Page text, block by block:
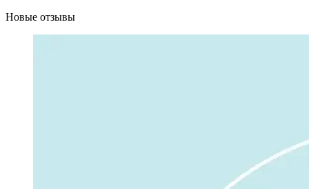
Новые отзывы